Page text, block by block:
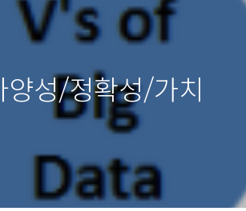
성/정확성/가치